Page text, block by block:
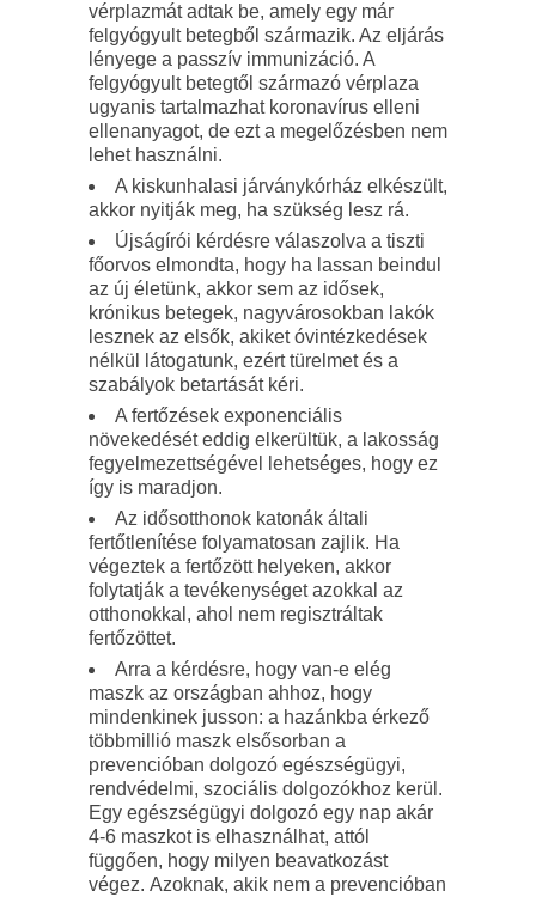
vérplazmát adtak be, amely egy már
felgyógyult betegből származik. Az eljárás
lényege a passzív immunizáció. A
felgyógyult betegtől származó vérplaza
ugyanis tartalmazhat koronavírus elleni
ellenanyagot, de ezt a megelőzésben nem
lehet használni.
A kiskunhalasi járványkórház elkészült,
akkor nyitják meg, ha szükség lesz rá.
Újságírói kérdésre válaszolva a tiszti
főorvos elmondta, hogy ha lassan beindul
az új életünk, akkor sem az idősek,
krónikus betegek, nagyvárosokban lakók
lesznek az elsők, akiket óvintézkedések
nélkül látogatunk, ezért türelmet és a
szabályok betartását kéri.
A fertőzések exponenciális
növekedését eddig elkerültük, a lakosság
fegyelmezettségével lehetséges, hogy ez
így is maradjon.
Az idősotthonok katonák általi
fertőtlenítése folyamatosan zajlik. Ha
végeztek a fertőzött helyeken, akkor
folytatják a tevékenységet azokkal az
otthonokkal, ahol nem regisztráltak
fertőzöttet.
Arra a kérdésre, hogy van-e elég
maszk az országban ahhoz, hogy
mindenkinek jusson: a hazánkba érkező
többmillió maszk elsősorban a
prevencióban dolgozó egészségügyi,
rendvédelmi, szociális dolgozókhoz kerül.
Egy egészségügyi dolgozó egy nap akár
4-6 maszkot is elhasználhat, attól
függően, hogy milyen beavatkozást
végez. Azoknak, akik nem a prevencióban